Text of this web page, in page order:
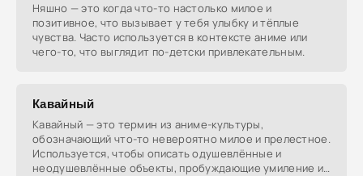
Няшно — это когда что-то настолько милое и
позитивное, что вызывает у тебя улыбку и тёплые
чувства. Часто используется в контексте аниме или
чего-то, что выглядит по-детски привлекательным.
Кавайный
Кавайный — это термин из аниме-культуры,
обозначающий что-то невероятно милое и прелестное.
Используется, чтобы описать одушевлённые и
неодушевлённые объекты, пробуждающие умиление и